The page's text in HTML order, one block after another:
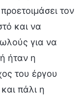
τον
και να
για να
ήταν η
του έργου
πάλι η